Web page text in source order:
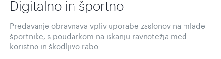
Digitalno in športno
Predavanje obravnava vpliv uporabe zaslonov na mlade
športnike, s poudarkom na iskanju ravnotežja med
koristno in škodljivo rabo